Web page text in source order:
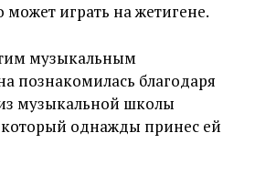
может играть на жетигене.
музыкальным
познакомилась благодаря
музыкальной школы
однажды принес ей